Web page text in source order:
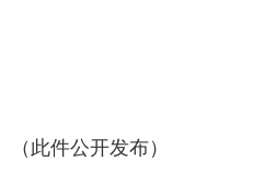
（此件公开发布）